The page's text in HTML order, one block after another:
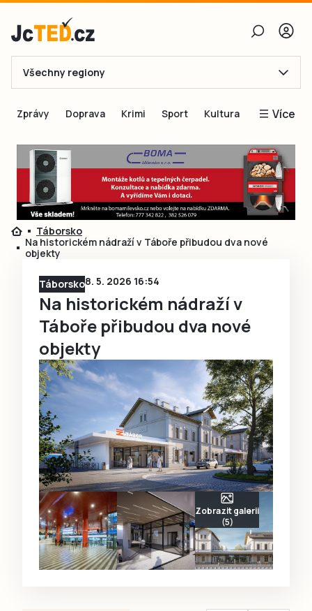
E-mail
Obnovit heslo
Přihlásit se
Všechny regiony
Zprávy Doprava Krimi Sport Kultura Více
Blogy
Inspirace
Čtenáři píší
Speciální přílohy
Táborsko
Na historickém nádraží v Táboře přibudou dva nové
objekty
Táborsko8. 5. 2026 16:54
Na historickém nádraží v
Táboře přibudou dva nové
objekty
Zobrazit galerii
(5)